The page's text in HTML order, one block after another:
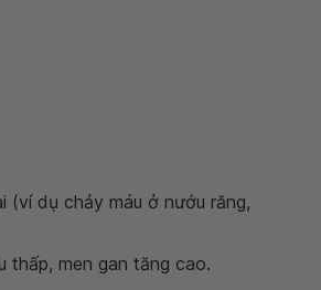
dụ chảy máu ở nướu răng,
thấp, men gan tăng cao.